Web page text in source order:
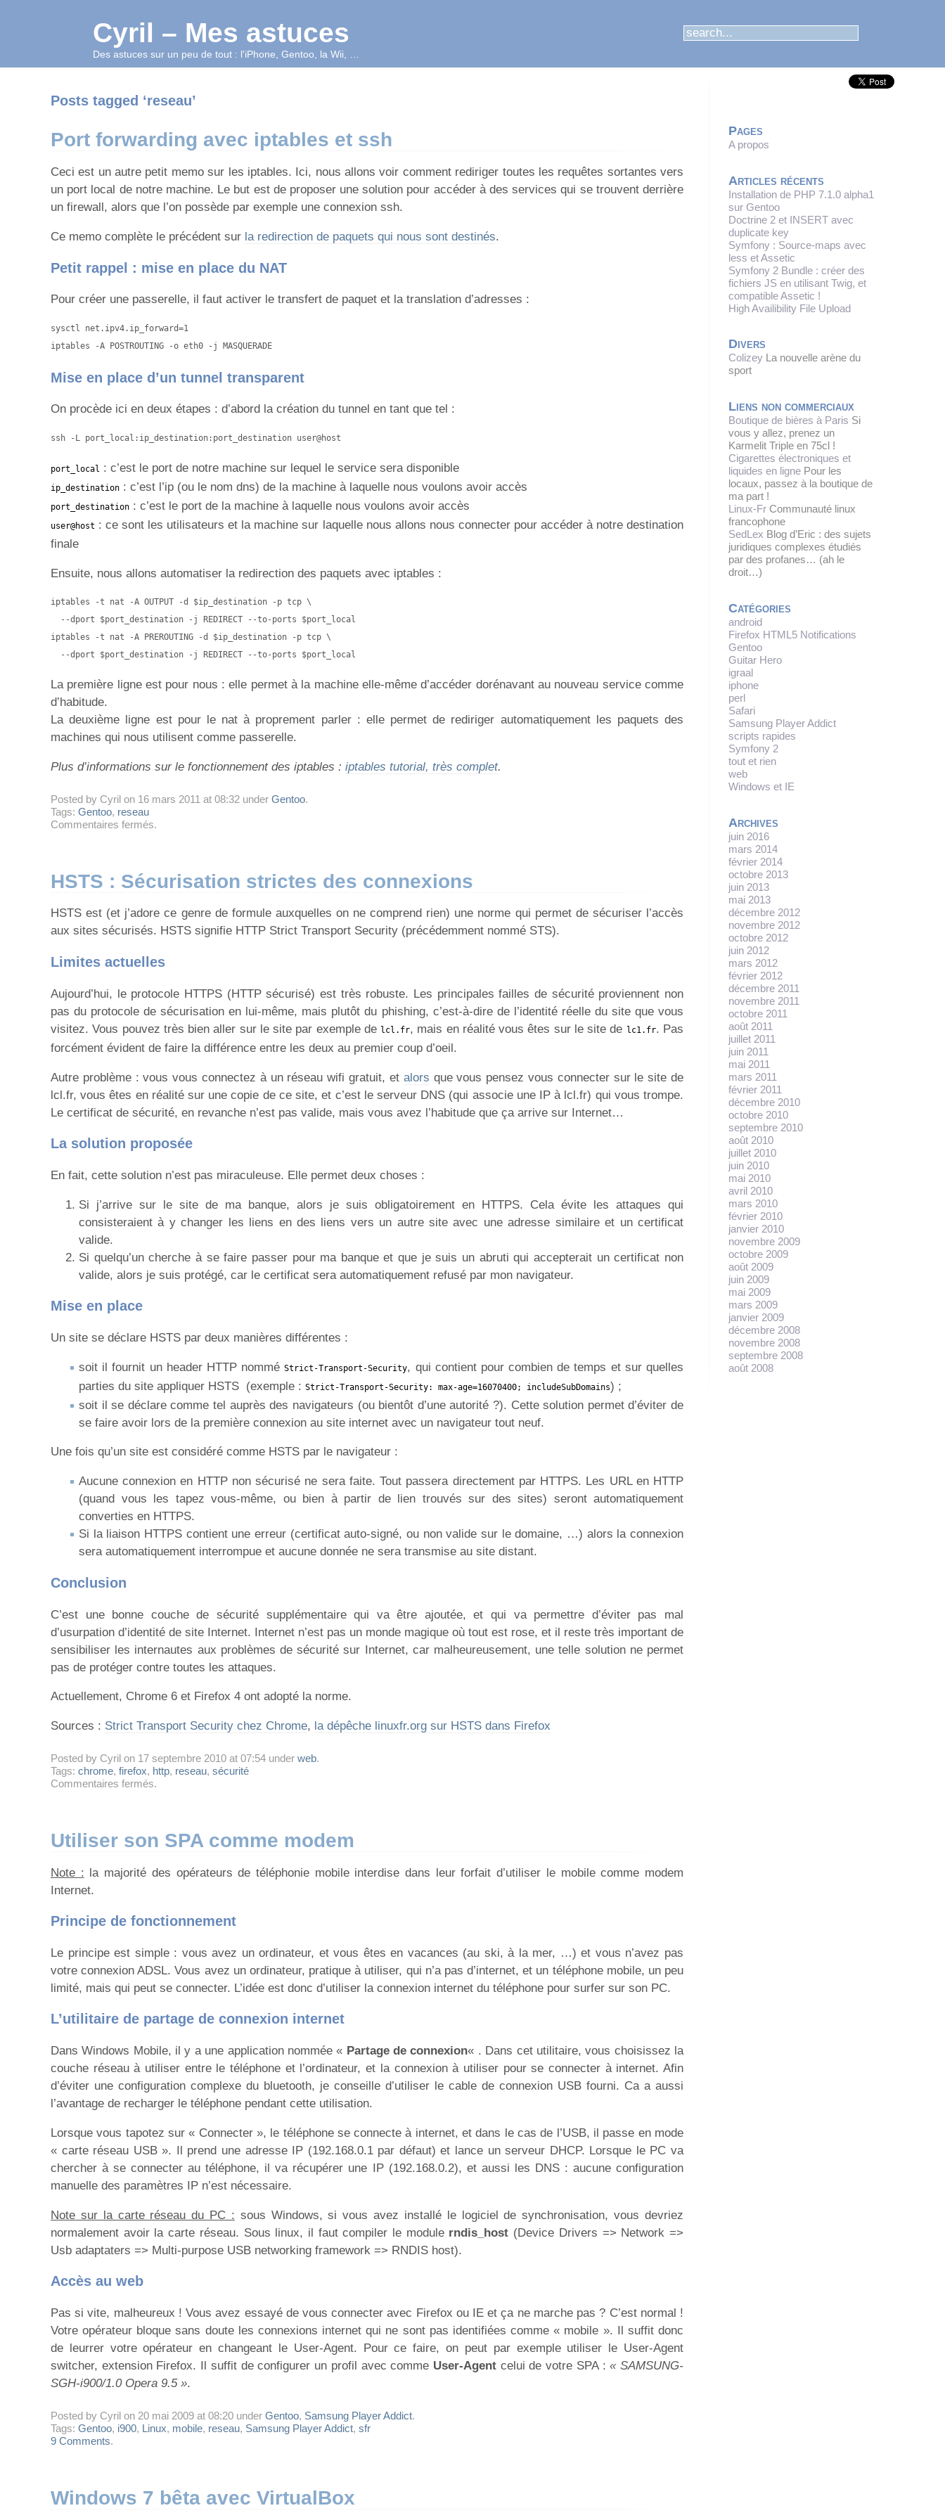
Cyril – Mes astuces
Des astuces sur un peu de tout : l'iPhone, Gentoo, la Wii, …
Posts tagged ‘reseau’
Port forwarding avec iptables et ssh
Ceci est un autre petit memo sur les iptables. Ici, nous allons voir comment rediriger toutes les requêtes sortantes vers
un port local de notre machine. Le but est de proposer une solution pour accéder à des services qui se trouvent derrière
un firewall, alors que l’on possède par exemple une connexion ssh.
Ce memo complète le précédent sur la redirection de paquets qui nous sont destinés.
Petit rappel : mise en place du NAT
Pour créer une passerelle, il faut activer le transfert de paquet et la translation d’adresses :
sysctl net.ipv4.ip_forward=1
iptables -A POSTROUTING -o eth0 -j MASQUERADE
Mise en place d’un tunnel transparent
On procède ici en deux étapes : d’abord la création du tunnel en tant que tel :
ssh -L port_local:ip_destination:port_destination user@host
port_local : c’est le port de notre machine sur lequel le service sera disponible
ip_destination : c’est l’ip (ou le nom dns) de la machine à laquelle nous voulons avoir accès
port_destination : c’est le port de la machine à laquelle nous voulons avoir accès
user@host : ce sont les utilisateurs et la machine sur laquelle nous allons nous connecter pour accéder à notre destination
finale
Ensuite, nous allons automatiser la redirection des paquets avec iptables :
iptables -t nat -A OUTPUT -d $ip_destination -p tcp \
  --dport $port_destination -j REDIRECT --to-ports $port_local
iptables -t nat -A PREROUTING -d $ip_destination -p tcp \
  --dport $port_destination -j REDIRECT --to-ports $port_local
La première ligne est pour nous : elle permet à la machine elle-même d’accéder dorénavant au nouveau service comme
d’habitude.
La deuxième ligne est pour le nat à proprement parler : elle permet de rediriger automatiquement les paquets des
machines qui nous utilisent comme passerelle.
Plus d’informations sur le fonctionnement des iptables : iptables tutorial, très complet.
Posted by Cyril on 16 mars 2011 at 08:32 under Gentoo.
Tags: Gentoo, reseau
Commentaires fermés
iptables
et
.
HSTS : Sécurisation strictes des connexions
HSTS est (et j’adore ce genre de formule auxquelles on ne comprend rien) une norme qui permet de sécuriser l’accès
aux sites sécurisés. HSTS signifie HTTP Strict Transport Security (précédemment nommé STS).
Limites actuelles
Aujourd’hui, le protocole HTTPS (HTTP sécurisé) est très robuste. Les principales failles de sécurité proviennent non
pas du protocole de sécurisation en lui-même, mais plutôt du phishing, c’est-à-dire de l’identité réelle du site que vous
visitez. Vous pouvez très bien aller sur le site par exemple de lcl.fr, mais en réalité vous êtes sur le site de lc1.fr. Pas
forcément évident de faire la différence entre les deux au premier coup d’oeil.
Autre problème : vous vous connectez à un réseau wifi gratuit, et alors que vous pensez vous connecter sur le site de
lcl.fr, vous êtes en réalité sur une copie de ce site, et c’est le serveur DNS (qui associe une IP à lcl.fr) qui vous trompe.
Le certificat de sécurité, en revanche n’est pas valide, mais vous avez l’habitude que ça arrive sur Internet…
La solution proposée
En fait, cette solution n’est pas miraculeuse. Elle permet deux choses :
Si j’arrive sur le site de ma banque, alors je suis obligatoirement en HTTPS. Cela évite les attaques qui
consisteraient à y changer les liens en des liens vers un autre site avec une adresse similaire et un certificat
valide.
Si quelqu’un cherche à se faire passer pour ma banque et que je suis un abruti qui accepterait un certificat non
valide, alors je suis protégé, car le certificat sera automatiquement refusé par mon navigateur.
Mise en place
Un site se déclare HSTS par deux manières différentes :
soit il fournit un header HTTP nomméStrict-Transport-Security, qui contient pour combien de temps et sur quelles
parties du site appliquer HSTS (exemple : Strict-Transport-Security: max-age=16070400; includeSubDomains) ;
soit il se déclare comme tel auprès des navigateurs (ou bientôt d’une autorité ?). Cette solution permet d’éviter de
se faire avoir lors de la première connexion au site internet avec un navigateur tout neuf.
Une fois qu’un site est considéré comme HSTS par le navigateur :
Aucune connexion en HTTP non sécurisé ne sera faite. Tout passera directement par HTTPS. Les URL en HTTP
(quand vous les tapez vous-même, ou bien à partir de lien trouvés sur des sites) seront automatiquement
converties en HTTPS.
Si la liaison HTTPS contient une erreur (certificat auto-signé, ou non valide sur le domaine, …) alors la connexion
sera automatiquement interrompue et aucune donnée ne sera transmise au site distant.
Conclusion
C’est une bonne couche de sécurité supplémentaire qui va être ajoutée, et qui va permettre d’éviter pas mal
d’usurpation d’identité de site Internet. Internet n’est pas un monde magique où tout est rose, et il reste très important de
sensibiliser les internautes aux problèmes de sécurité sur Internet, car malheureusement, une telle solution ne permet
pas de protéger contre toutes les attaques.
Actuellement, Chrome 6 et Firefox 4 ont adopté la norme.
Sources : Strict Transport Security chez Chrome, la dépêche linuxfr.org sur HSTS dans Firefox
Posted by Cyril on 17 septembre 2010 at 07:54 under web.
Tags: chrome, firefox, http, reseau, sécurité
Commentaires fermés
strictes
des
.
Utiliser son SPA comme modem
Note : la majorité des opérateurs de téléphonie mobile interdise dans leur forfait d’utiliser le mobile comme modem
Internet.
Principe de fonctionnement
Le principe est simple : vous avez un ordinateur, et vous êtes en vacances (au ski, à la mer, …) et vous n’avez pas
votre connexion ADSL. Vous avez un ordinateur, pratique à utiliser, qui n’a pas d’internet, et un téléphone mobile, un peu
limité, mais qui peut se connecter. L’idée est donc d’utiliser la connexion internet du téléphone pour surfer sur son PC.
L’utilitaire de partage de connexion internet
Dans Windows Mobile, il y a une application nommée « Partage de connexion« . Dans cet utilitaire, vous choisissez la
couche réseau à utiliser entre le téléphone et l’ordinateur, et la connexion à utiliser pour se connecter à internet. Afin
d’éviter une configuration complexe du bluetooth, je conseille d’utiliser le cable de connexion USB fourni. Ca a aussi
l’avantage de recharger le téléphone pendant cette utilisation.
Lorsque vous tapotez sur « Connecter », le téléphone se connecte à internet, et dans le cas de l’USB, il passe en mode
« carte réseau USB ». Il prend une adresse IP (192.168.0.1 par défaut) et lance un serveur DHCP. Lorsque le PC va
chercher à se connecter au téléphone, il va récupérer une IP (192.168.0.2), et aussi les DNS : aucune configuration
manuelle des paramètres IP n’est nécessaire.
Note sur la carte réseau du PC : sous Windows, si vous avez installé le logiciel de synchronisation, vous devriez
normalement avoir la carte réseau. Sous linux, il faut compiler le module rndis_host (Device Drivers => Network =>
Usb adaptaters => Multi-purpose USB networking framework => RNDIS host).
Accès au web
Pas si vite, malheureux ! Vous avez essayé de vous connecter avec Firefox ou IE et ça ne marche pas ? C’est normal !
Votre opérateur bloque sans doute les connexions internet qui ne sont pas identifiées comme « mobile ». Il suffit donc
de leurrer votre opérateur en changeant le User-Agent. Pour ce faire, on peut par exemple utiliser le User-Agent
switcher, extension Firefox. Il suffit de configurer un profil avec comme User-Agentcelui de votre SPA :« SAMSUNG-
SGH-i900/1.0 Opera 9.5 ».
Posted by Cyril on 20 mai 2009 at 08:20 under Gentoo, Samsung Player Addict.
Tags: Gentoo, i900, Linux, mobile, reseau, Samsung Player Addict, sfr
9 Comments.
Windows 7 bêta avec VirtualBox
Pages
A propos
Articles récents
Installation de PHP 7.1.0 alpha1
sur Gentoo
Doctrine 2 et INSERT avec
duplicate key
Symfony : Source-maps avec
less et Assetic
Symfony 2 Bundle : créer des
fichiers JS en utilisant Twig, et
compatible Assetic !
High Availibility File Upload
Divers
Colizey La nouvelle arène du
sport
Liens non commerciaux
Boutique de bières à Paris Si
vous y allez, prenez un
Karmelit Triple en 75cl !
Cigarettes électroniques et
liquides en ligne Pour les
locaux, passez à la boutique de
ma part !
Linux-Fr Communauté linux
francophone
SedLex Blog d’Eric : des sujets
juridiques complexes étudiés
par des profanes… (ah le
droit…)
Catégories
android
Firefox HTML5 Notifications
Gentoo
Guitar Hero
igraal
iphone
perl
Safari
Samsung Player Addict
scripts rapides
Symfony 2
tout et rien
web
Windows et IE
Archives
juin 2016
mars 2014
février 2014
octobre 2013
juin 2013
mai 2013
décembre 2012
novembre 2012
octobre 2012
juin 2012
mars 2012
février 2012
décembre 2011
novembre 2011
octobre 2011
août 2011
juillet 2011
juin 2011
mai 2011
mars 2011
février 2011
décembre 2010
octobre 2010
septembre 2010
août 2010
juillet 2010
juin 2010
mai 2010
avril 2010
mars 2010
février 2010
janvier 2010
novembre 2009
octobre 2009
août 2009
juin 2009
mai 2009
mars 2009
janvier 2009
décembre 2008
novembre 2008
septembre 2008
août 2008